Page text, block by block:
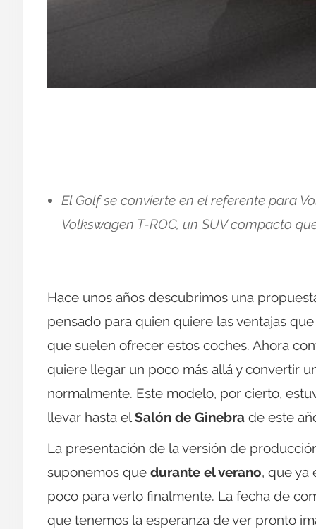
El Golf se convierte en el referente para
Volkswagen T-ROC, un SUV compacto
Hace unos años descubrimos una
pensado para quien quiere las ventajas
que suelen ofrecer estos coches. Ahora
quiere llegar un poco más allá y convertir
normalmente. Este modelo, por cierto,
llevar hasta elSalón de Ginebra de este
La presentación de la versión de
suponemos que durante el verano, que ya
poco para verlo finalmente. La fecha de
que tenemos la esperanza de ver pronto